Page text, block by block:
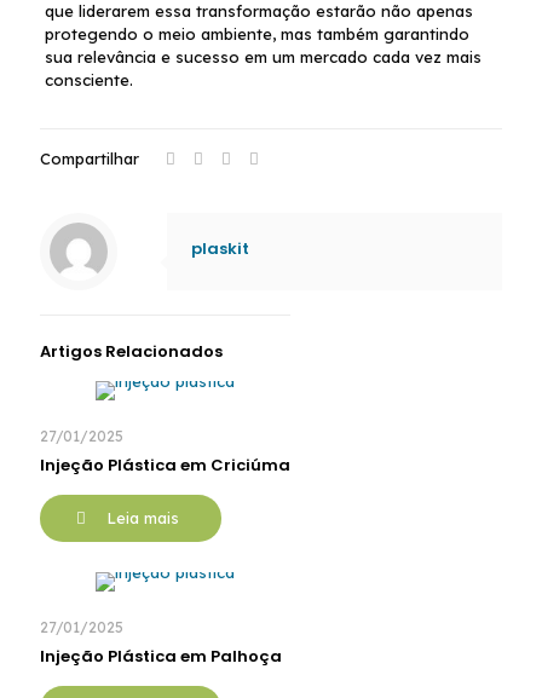
que liderarem essa transformação estarão não apenas
protegendo o meio ambiente, mas também garantindo
sua relevância e sucesso em um mercado cada vez mais
consciente.
Compartilhar
plaskit
Artigos Relacionados
27/01/2025
Injeção Plástica em Criciúma
Leia mais
27/01/2025
Injeção Plástica em Palhoça